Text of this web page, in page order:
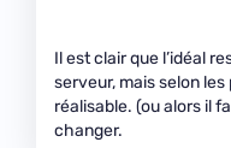
Il est clair que l’idéal
serveur, mais selon
réalisable. (ou alors il
changer.